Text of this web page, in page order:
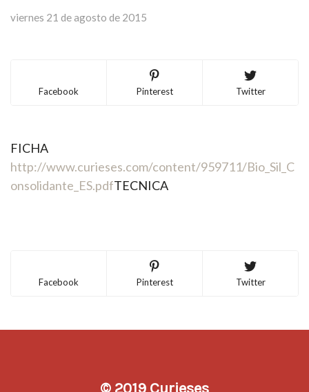
viernes 21 de agosto de 2015
Facebook Pinterest Twitter
FICHA
http://www.curieses.com/content/959711/Bio_Sil_C
onsolidante_ES.pdfTECNICA
Facebook Pinterest Twitter
© 2019 Curieses